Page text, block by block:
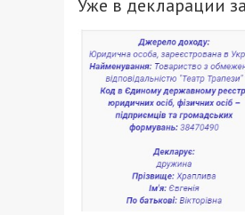
Уже в декларации